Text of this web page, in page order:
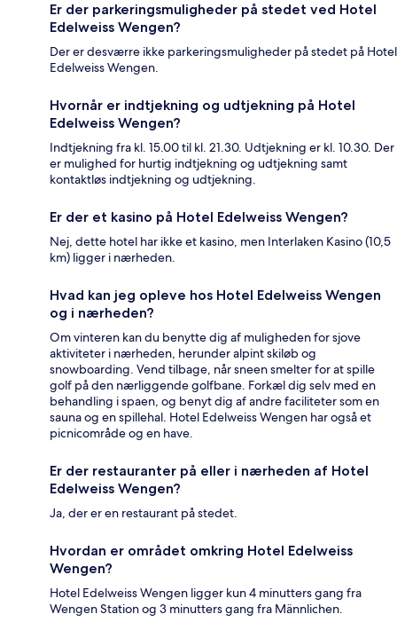
Er der parkeringsmuligheder på stedet ved Hotel
Edelweiss Wengen?
Der er desværre ikke parkeringsmuligheder på stedet på Hotel
Edelweiss Wengen.
Hvornår er indtjekning og udtjekning på Hotel
Edelweiss Wengen?
Indtjekning fra kl. 15.00 til kl. 21.30. Udtjekning er kl. 10.30. Der
er mulighed for hurtig indtjekning og udtjekning samt
kontaktløs indtjekning og udtjekning.
Er der et kasino på Hotel Edelweiss Wengen?
Nej, dette hotel har ikke et kasino, men Interlaken Kasino (10,5
km) ligger i nærheden.
Hvad kan jeg opleve hos Hotel Edelweiss Wengen
og i nærheden?
Om vinteren kan du benytte dig af muligheden for sjove
aktiviteter i nærheden, herunder alpint skiløb og
snowboarding. Vend tilbage, når sneen smelter for at spille
golf på den nærliggende golfbane. Forkæl dig selv med en
behandling i spaen, og benyt dig af andre faciliteter som en
sauna og en spillehal. Hotel Edelweiss Wengen har også et
picnicområde og en have.
Er der restauranter på eller i nærheden af Hotel
Edelweiss Wengen?
Ja, der er en restaurant på stedet.
Hvordan er området omkring Hotel Edelweiss
Wengen?
Hotel Edelweiss Wengen ligger kun 4 minutters gang fra
Wengen Station og 3 minutters gang fra Männlichen.